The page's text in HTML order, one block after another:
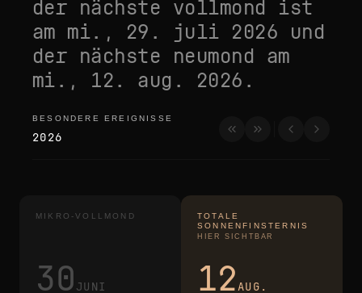
der nächste vollmond ist
am mi., 29. juli 2026 und
der nächste neumond am
mi., 12. aug. 2026 .
besondere ereignisse
BESONDERE EREIGNISSE
2026
MIKRO-VOLLMOND
30 JUNI
TOTALE
SONNENFINSTERNIS
HIER SICHTBAR
12AUG.